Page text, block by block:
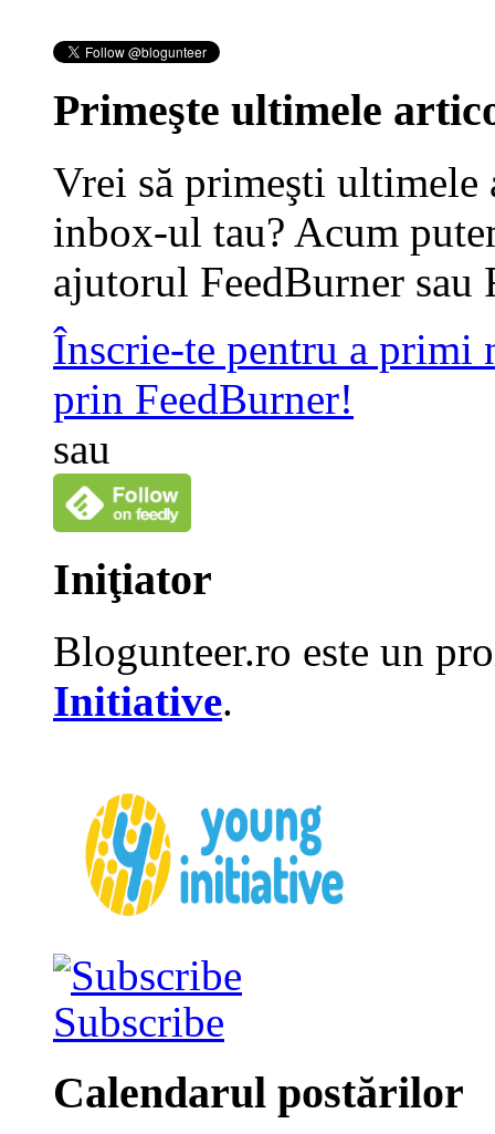
Primeşte ultimele
Vrei să primeşti
inbox-ul tau? Acum
ajutorul FeedBurner sau
Înscrie-te pentru a primi
prin FeedBurner!
sau
Iniţiator
Blogunteer.ro este un
Initiative.
Subscribe
Calendarul postărilor